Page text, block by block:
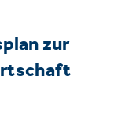
zur